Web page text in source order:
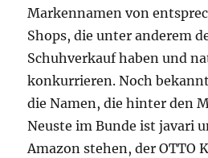
Markennamen von
Shops, die unter anderem
Schuhverkauf haben und
konkurrieren. Noch
die Namen, die hinter den
Neuste im Bunde ist javari
Amazon stehen, der OTTO